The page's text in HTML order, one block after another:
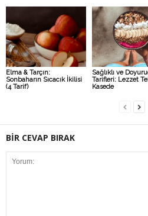
Elma & Tarçın:
Sonbaharın Sıcacık İkilisi
(4 Tarif)
Sağlıklı ve
Tarifleri: Lezzet
Kasede
BİR CEVAP BIRAK